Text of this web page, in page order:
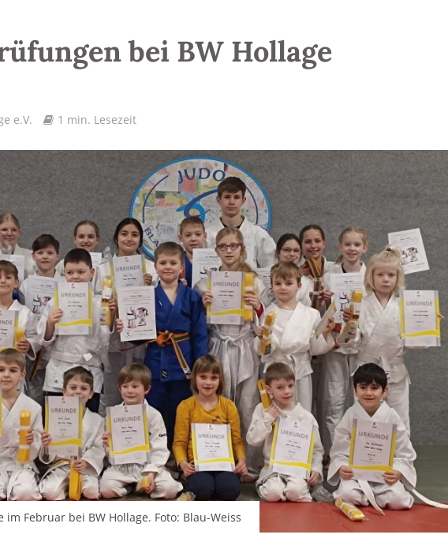
bei BW Hollage
e.V. 1 min. Lesezeit
Februar bei BW Hollage. Foto: Blau-Weiss